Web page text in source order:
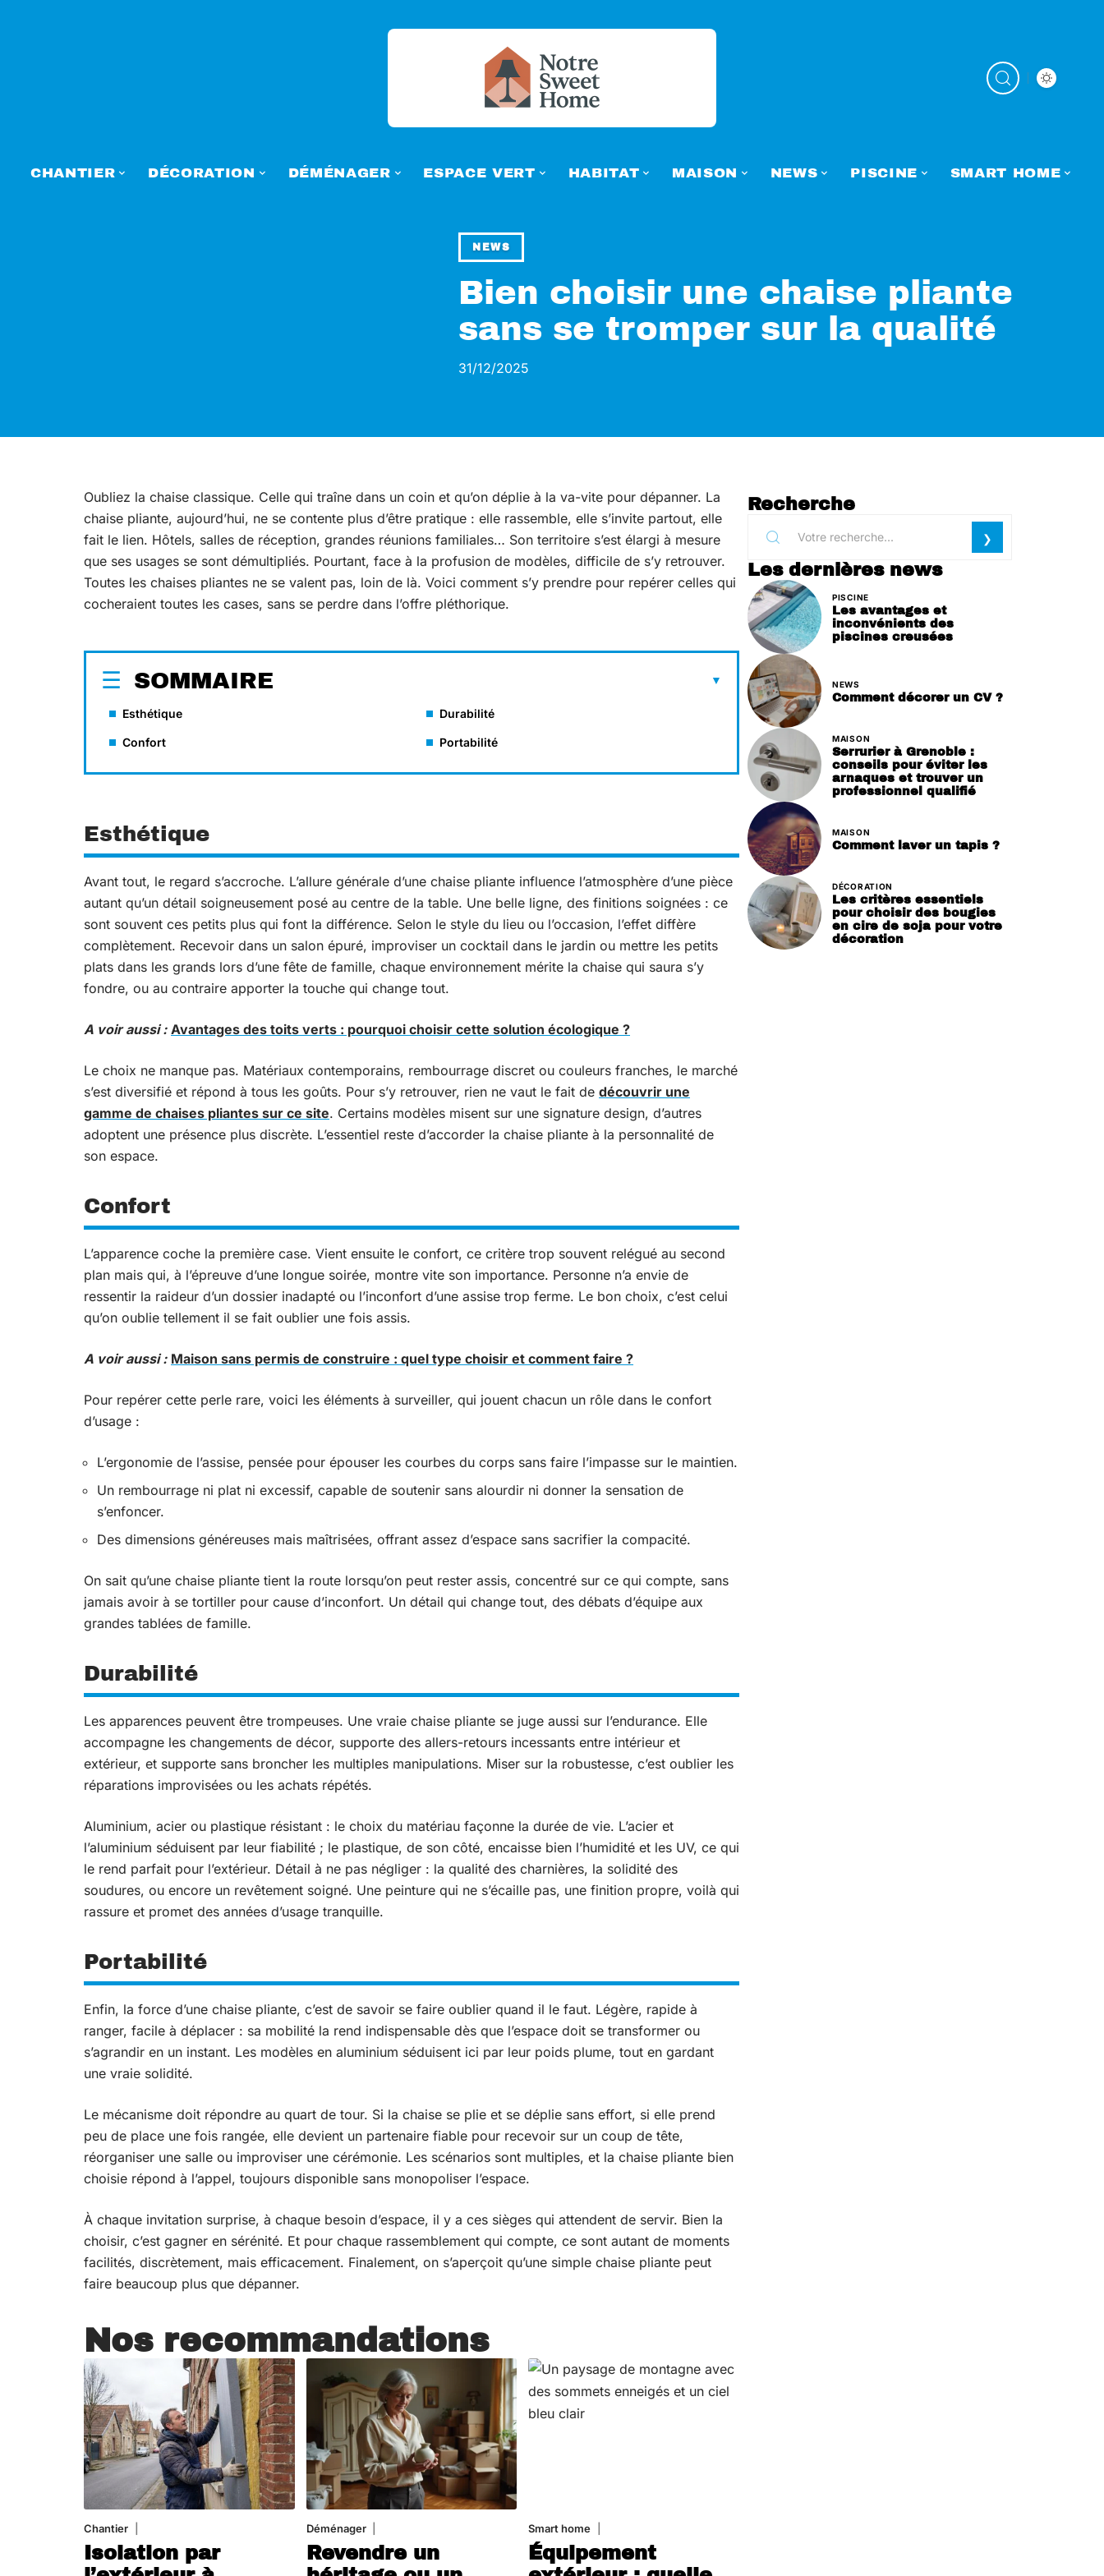
CHANTIER DÉCORATION DÉMÉNAGER ESPACE VERT HABITAT MAISON NEWS PISCINE SMART HOME
NEWS
Bien choisir une chaise pliante
sans se tromper sur la qualité
31/12/2025
Oubliez la chaise classique. Celle qui traîne dans un coin et qu’on déplie à la va-vite pour dépanner. La
chaise pliante, aujourd’hui, ne se contente plus d’être pratique : elle rassemble, elle s’invite partout, elle
fait le lien. Hôtels, salles de réception, grandes réunions familiales… Son territoire s’est élargi à mesure
que ses usages se sont démultipliés. Pourtant, face à la profusion de modèles, difficile de s’y retrouver.
Toutes les chaises pliantes ne se valent pas, loin de là. Voici comment s’y prendre pour repérer celles qui
cocheraient toutes les cases, sans se perdre dans l’offre pléthorique.
SOMMAIRE
Esthétique
Confort
Durabilité
Portabilité
Esthétique
Avant tout, le regard s’accroche. L’allure générale d’une chaise pliante influence l’atmosphère d’une pièce
autant qu’un détail soigneusement posé au centre de la table. Une belle ligne, des finitions soignées : ce
sont souvent ces petits plus qui font la différence. Selon le style du lieu ou l’occasion, l’effet diffère
complètement. Recevoir dans un salon épuré, improviser un cocktail dans le jardin ou mettre les petits
plats dans les grands lors d’une fête de famille, chaque environnement mérite la chaise qui saura s’y
fondre, ou au contraire apporter la touche qui change tout.
A voir aussi : Avantages des toits verts : pourquoi choisir cette solution écologique ?
Le choix ne manque pas. Matériaux contemporains, rembourrage discret ou couleurs franches, le marché
s’est diversifié et répond à tous les goûts. Pour s’y retrouver, rien ne vaut le fait de découvrir une
gamme de chaises pliantes sur ce site. Certains modèles misent sur une signature design, d’autres
adoptent une présence plus discrète. L’essentiel reste d’accorder la chaise pliante à la personnalité de
son espace.
Confort
L’apparence coche la première case. Vient ensuite le confort, ce critère trop souvent relégué au second
plan mais qui, à l’épreuve d’une longue soirée, montre vite son importance. Personne n’a envie de
ressentir la raideur d’un dossier inadapté ou l’inconfort d’une assise trop ferme. Le bon choix, c’est celui
qu’on oublie tellement il se fait oublier une fois assis.
A voir aussi : Maison sans permis de construire : quel type choisir et comment faire ?
Pour repérer cette perle rare, voici les éléments à surveiller, qui jouent chacun un rôle dans le confort
d’usage :
L’ergonomie de l’assise, pensée pour épouser les courbes du corps sans faire l’impasse sur le maintien.
Un rembourrage ni plat ni excessif, capable de soutenir sans alourdir ni donner la sensation de
s’enfoncer.
Des dimensions généreuses mais maîtrisées, offrant assez d’espace sans sacrifier la compacité.
On sait qu’une chaise pliante tient la route lorsqu’on peut rester assis, concentré sur ce qui compte, sans
jamais avoir à se tortiller pour cause d’inconfort. Un détail qui change tout, des débats d’équipe aux
grandes tablées de famille.
Durabilité
Les apparences peuvent être trompeuses. Une vraie chaise pliante se juge aussi sur l’endurance. Elle
accompagne les changements de décor, supporte des allers-retours incessants entre intérieur et
extérieur, et supporte sans broncher les multiples manipulations. Miser sur la robustesse, c’est oublier les
réparations improvisées ou les achats répétés.
Aluminium, acier ou plastique résistant : le choix du matériau façonne la durée de vie. L’acier et
l’aluminium séduisent par leur fiabilité ; le plastique, de son côté, encaisse bien l’humidité et les UV, ce qui
le rend parfait pour l’extérieur. Détail à ne pas négliger : la qualité des charnières, la solidité des
soudures, ou encore un revêtement soigné. Une peinture qui ne s’écaille pas, une finition propre, voilà qui
rassure et promet des années d’usage tranquille.
Portabilité
Enfin, la force d’une chaise pliante, c’est de savoir se faire oublier quand il le faut. Légère, rapide à
ranger, facile à déplacer : sa mobilité la rend indispensable dès que l’espace doit se transformer ou
s’agrandir en un instant. Les modèles en aluminium séduisent ici par leur poids plume, tout en gardant
une vraie solidité.
Le mécanisme doit répondre au quart de tour. Si la chaise se plie et se déplie sans effort, si elle prend
peu de place une fois rangée, elle devient un partenaire fiable pour recevoir sur un coup de tête,
réorganiser une salle ou improviser une cérémonie. Les scénarios sont multiples, et la chaise pliante bien
choisie répond à l’appel, toujours disponible sans monopoliser l’espace.
À chaque invitation surprise, à chaque besoin d’espace, il y a ces sièges qui attendent de servir. Bien la
choisir, c’est gagner en sérénité. Et pour chaque rassemblement qui compte, ce sont autant de moments
facilités, discrètement, mais efficacement. Finalement, on s’aperçoit qu’une simple chaise pliante peut
faire beaucoup plus que dépanner.
Nos recommandations
Chantier
Isolation par
Déménager
Revendre un
Smart home
Équipement
Recherche
Les dernières news
PISCINE
Les avantages et
inconvénients des
piscines creusées
NEWS
Comment décorer un CV ?
MAISON
Serrurier à Grenoble :
conseils pour éviter les
arnaques et trouver un
professionnel qualifié
MAISON
Comment laver un tapis ?
DÉCORATION
Les critères essentiels
pour choisir des bougies
en cire de soja pour votre
décoration